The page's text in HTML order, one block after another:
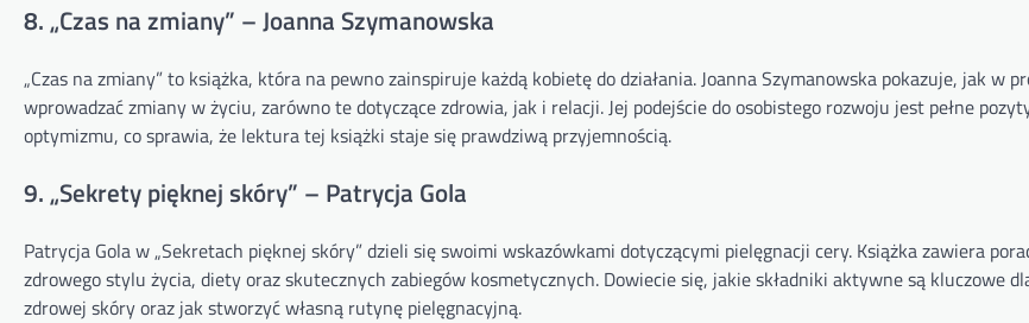
8. „Czas na zmiany” – Joanna Szymanowska
„Czas na zmiany” to książka, która na pewno zainspiruje każdą kobietę do działania. Joanna Szymanowska pokazuje, jak w
wprowadzać zmiany w życiu, zarówno te dotyczące zdrowia, jak i relacji. Jej podejście do osobistego rozwoju jest pełne
optymizmu, co sprawia, że lektura tej książki staje się prawdziwą przyjemnością.
9. „Sekrety pięknej skóry” – Patrycja Gola
Patrycja Gola w „Sekretach pięknej skóry” dzieli się swoimi wskazówkami dotyczącymi pielęgnacji cery. Książka zawiera
zdrowego stylu życia, diety oraz skutecznych zabiegów kosmetycznych. Dowiecie się, jakie składniki aktywne są kluczowe
zdrowej skóry oraz jak stworzyć własną rutynę pielęgnacyjną.